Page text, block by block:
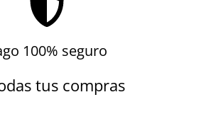
100% seguro
tus compras